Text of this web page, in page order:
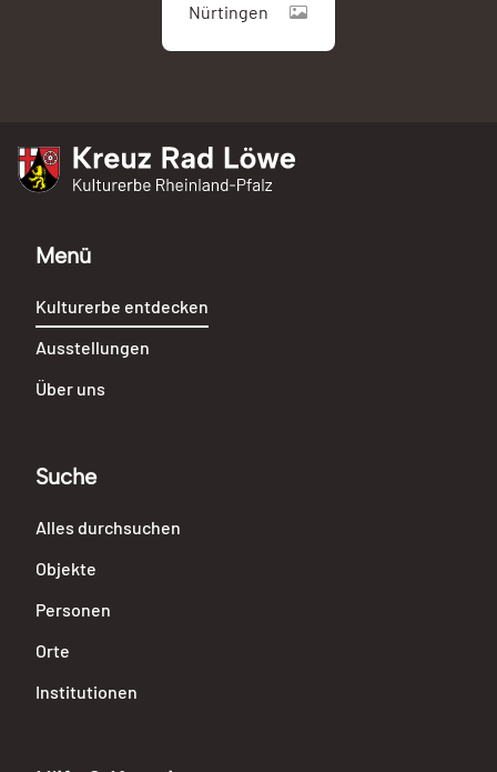
Nürtingen
Menü
Kulturerbe entdecken
Ausstellungen
Über uns
Suche
Alles durchsuchen
Objekte
Personen
Orte
Institutionen